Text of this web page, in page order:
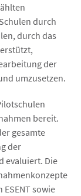
durch
durch das
der
umzusetzen.
bereit.
gesamte
der
evaluiert. Die
sowie